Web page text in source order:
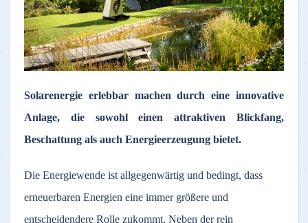
Solarenergie erlebbar machen durch eine innovative
Anlage, die sowohl einen attraktiven Blickfang,
Beschattung als auch Energieerzeugung bietet.
Die Energiewende ist allgegenwärtig und bedingt, dass
erneuerbaren Energien eine immer größere und
entscheidendere Rolle zukommt. Neben der rein